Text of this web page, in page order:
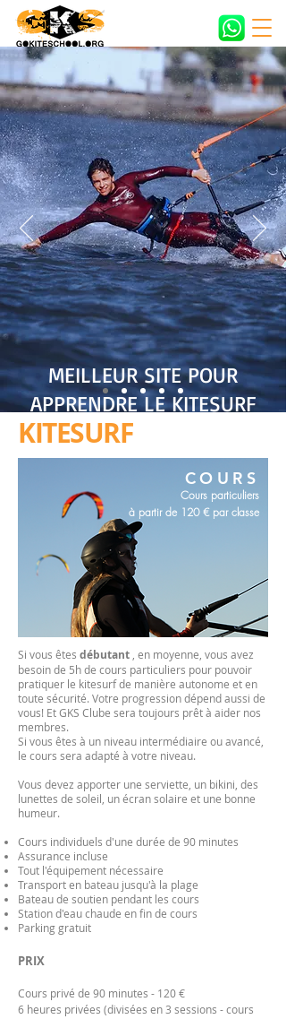
MEILLEUR SITE POUR
APPRENDRE LE KITESURF
KITESURF
Cours particuliers
à partir de 120 € par classe
COURS
Si vous êtes débutant , en moyenne, vous avez
besoin de 5h de cours particuliers pour pouvoir
pratiquer le kitesurf de manière autonome et en
toute sécurité. Votre progression dépend aussi de
vous! Et GKS Clube sera toujours prêt à aider nos
membres.
Si vous êtes à un niveau intermédiaire ou avancé,
le cours sera adapté à votre niveau.
Vous devez apporter une serviette, un bikini, des
lunettes de soleil, un écran solaire et une bonne
humeur.
Cours individuels d'une durée de 90 minutes
Assurance incluse
Tout l'équipement nécessaire
Transport en bateau jusqu'à la plage
Bateau de soutien pendant les cours
Station d'eau chaude en fin de cours
Parking gratuit
PRIX
Cours privé de 90 minutes - 120 €
6 heures privées (divisées en 3 sessions - cours